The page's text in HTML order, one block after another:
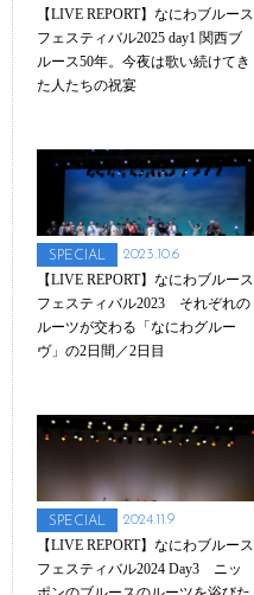
【LIVE REPORT】なにわブルース
フェスティバル2025 day1 関西ブ
ルース50年。今夜は歌い続けてき
た人たちの祝宴
SPECIAL 2023.10.6
【LIVE REPORT】なにわブルース
フェスティバル2023 それぞれの
ルーツが交わる「なにわグルー
ヴ」の2日間／2日目
SPECIAL 2024.11.9
【LIVE REPORT】なにわブルース
フェスティバル2024 Day3 ニッ